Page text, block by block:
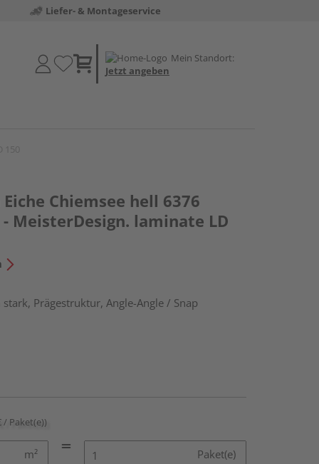
Liefer- & Montageservice
Mein Standort:
Jetzt angeben
Chiemsee hell 6376
MeisterDesign. laminate LD
Prägestruktur, Angle-Angle / Snap
/ Paket(e))
m² Paket(e)